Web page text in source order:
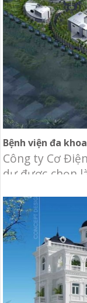
Công ty
Bệnh viện đa
Công ty Cơ
dự được chọn
thang cho
đầu tư: Bệnh
17 Pasteur,